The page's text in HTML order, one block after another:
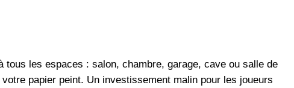
les espaces : salon, chambre, garage, cave ou salle de
papier peint. Un investissement malin pour les joueurs